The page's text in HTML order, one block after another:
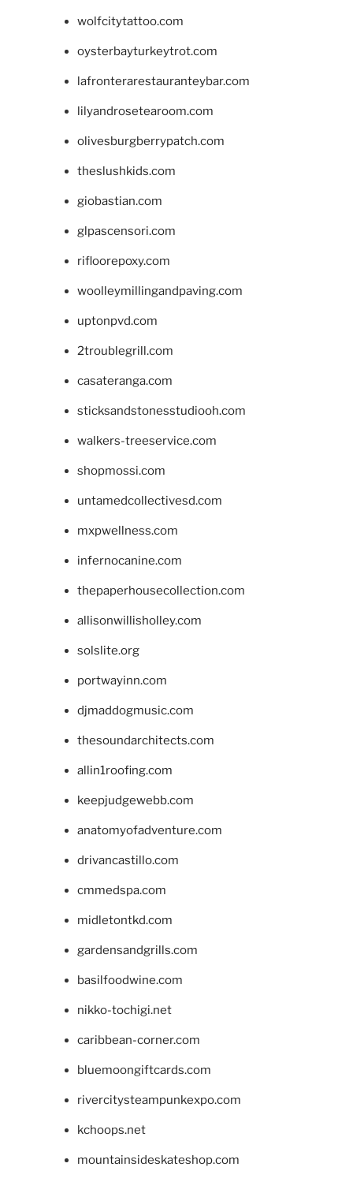
wolfcitytattoo.com
oysterbayturkeytrot.com
lafronterarestauranteybar.com
lilyandrosetearoom.com
olivesburgberrypatch.com
theslushkids.com
giobastian.com
glpascensori.com
rifloorepoxy.com
woolleymillingandpaving.com
uptonpvd.com
2troublegrill.com
casateranga.com
sticksandstonesstudiooh.com
walkers-treeservice.com
shopmossi.com
untamedcollectivesd.com
mxpwellness.com
infernocanine.com
thepaperhousecollection.com
allisonwillisholley.com
solslite.org
portwayinn.com
djmaddogmusic.com
thesoundarchitects.com
allin1roofing.com
keepjudgewebb.com
anatomyofadventure.com
drivancastillo.com
cmmedspa.com
midletontkd.com
gardensandgrills.com
basilfoodwine.com
nikko-tochigi.net
caribbean-corner.com
bluemoongiftcards.com
rivercitysteampunkexpo.com
kchoops.net
mountainsideskateshop.com